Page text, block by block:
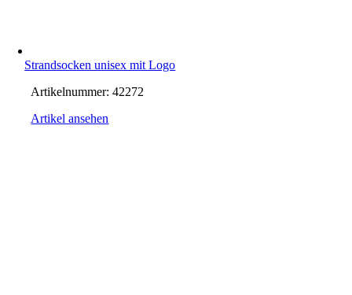
Strandsocken unisex mit Logo
Artikelnummer:42272
Artikel ansehen